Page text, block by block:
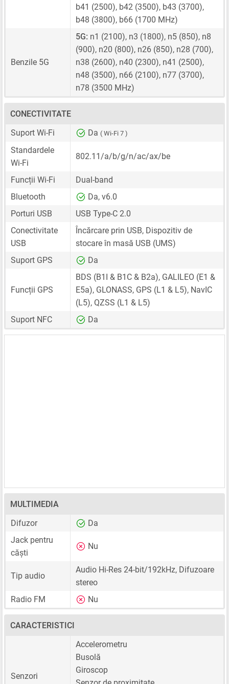
b41 (2500), b42 (3500), b43 (3700),
b48 (3800), b66 (1700 MHz)
Benzile 5G
5G: n1 (2100), n3 (1800), n5 (850), n8
(900), n20 (800), n26 (850), n28 (700),
n38 (2600), n40 (2300), n41 (2500),
n48 (3500), n66 (2100), n77 (3700),
n78 (3500 MHz)
CONECTIVITATE
Suport Wi-Fi
Da ( Wi-Fi 7 )
Standardele
Wi-Fi
802.11/a/b/g/n/ac/ax/be
Funcții Wi-Fi
Dual-band
Bluetooth
Da, v6.0
Porturi USB
USB Type-C 2.0
Conectivitate
USB
Încărcare prin USB, Dispozitiv de
stocare în masă USB (UMS)
Suport GPS
Da
Funcții GPS
BDS (B1I & B1C & B2a), GALILEO (E1 &
E5a), GLONASS, GPS (L1 & L5), NavIC
(L5), QZSS (L1 & L5)
Suport NFC
Da
MULTIMEDIA
Difuzor
Da
Jack pentru
căști
Nu
Tip audio
Audio Hi-Res 24-bit/192kHz, Difuzoare
stereo
Radio FM
Nu
CARACTERISTICI
Senzori
Accelerometru
Busolă
Giroscop